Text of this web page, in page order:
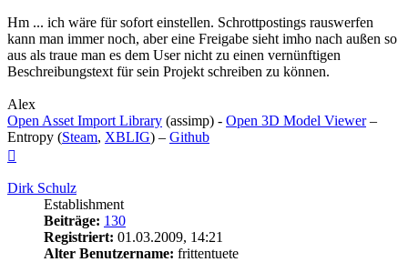
Hm ... ich wäre für sofort einstellen. Schrottpostings rauswerfen
kann man immer noch, aber eine Freigabe sieht imho nach außen so
aus als traue man es dem User nicht zu einen vernünftigen
Beschreibungstext für sein Projekt schreiben zu können.
Alex
Open Asset Import Library (assimp) - Open 3D Model Viewer–
Entropy (Steam, XBLIG) – Github
Dirk Schulz
Establishment
Beiträge: 130
Registriert: 01.03.2009, 14:21
Alter Benutzername: frittentuete